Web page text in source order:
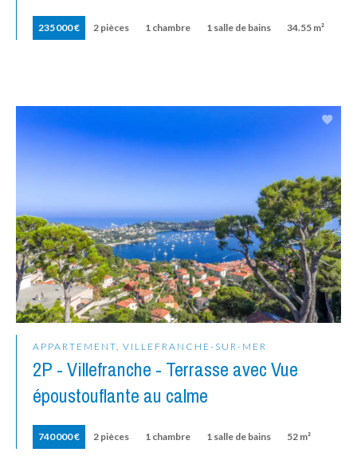
235 000 € 2 pièces 1 chambre 1 salle de bains 34.55 m²
APPARTEMENT, VILLEFRANCHE-SUR-MER
2P - Villefranche - Terrasse avec Vue
époustouflante au calme
740 000 € 2 pièces 1 chambre 1 salle de bains 52 m²